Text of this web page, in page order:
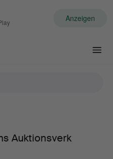
Anzeigen
Auktionsverk